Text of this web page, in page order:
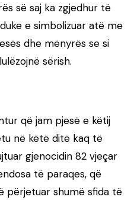
së saj ka zgjedhur të
e simbolizuar atë me
dhe mënyrës se si
sërish.
që jam pjesë e këtij
në këtë ditë kaq të
gjenocidin 82 vjeçar
të paraqes, që
përjetuar shumë sfida të